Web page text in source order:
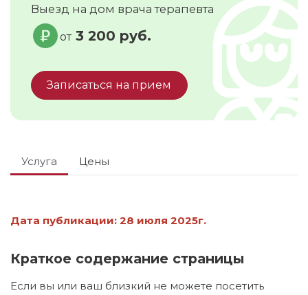
Выезд на дом врача терапевта
от3 200 руб.
Записаться на прием
Услуга Цены
Дата публикации: 28 июля 2025г.
Краткое содержание страницы
Если вы или ваш близкий не можете посетить